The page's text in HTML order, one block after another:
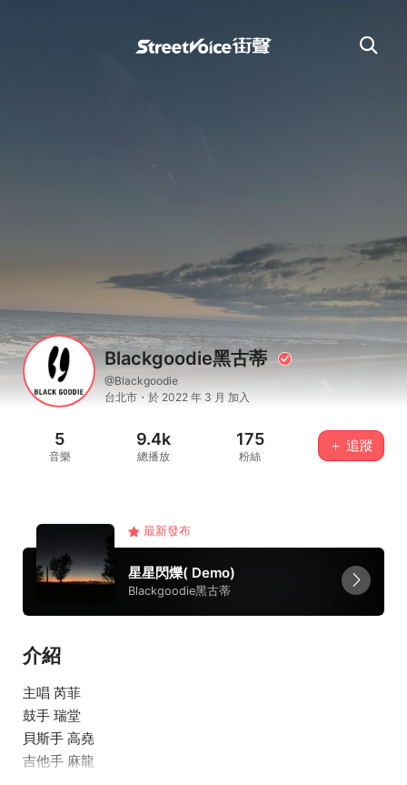
Blackgoodie黑古蒂
@Blackgoodie
台北市・於 2022 年 3 月 加入
5
音樂
9.4k
總播放
175
粉絲
＋ 追蹤
最新發布
星星閃爍( Demo)
Blackgoodie黑古蒂
介紹
主唱 芮菲
鼓手 瑞堂
貝斯手 高堯
吉他手 麻龍